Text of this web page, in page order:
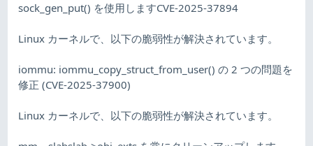
sock_gen_put() を使用しますCVE-2025-37894
Linux カーネルで、以下の脆弱性が解決されています。
iommu: iommu_copy_struct_from_user() の 2 つの問題を
修正 (CVE-2025-37900)
Linux カーネルで、以下の脆弱性が解決されています。